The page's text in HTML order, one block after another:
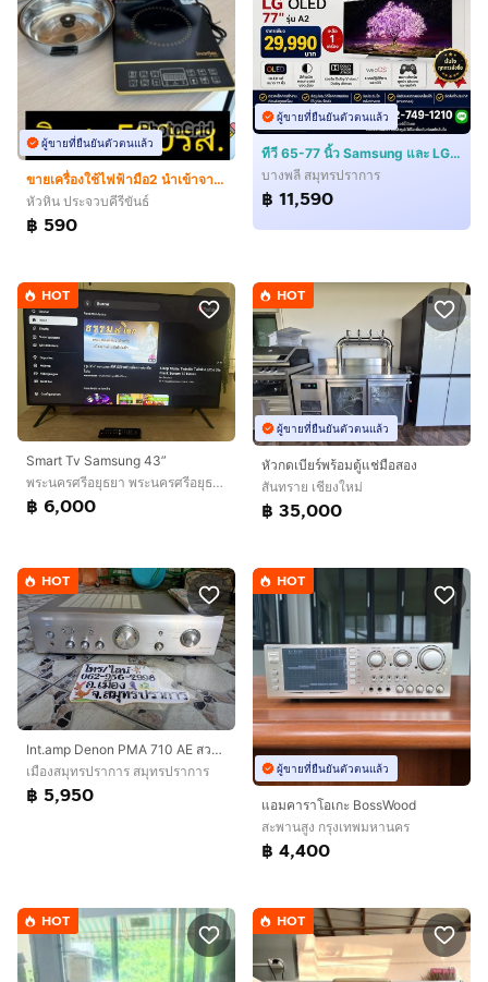
ผู้ขายที่ยืนยันตัวตนแล้ว
ขายเครื่องใช้ไฟฟ้ามือ2 นำเข้าจากญี่ปุ่น
หัวหิน ประจวบคีรีขันธ์
฿ 590
ผู้ขายที่ยืนยันตัวตนแล้ว
ทีวี 65-77 นิ้ว Samsung และ LG ราคาพิเศษ ของใหม่ สภาพสวย พร้อมใช้งาน
บางพลี สมุทรปราการ
฿ 11,590
HOT
Smart Tv Samsung 43”
พระนครศรีอยุธยา พระนครศรีอยุธยา
฿ 6,000
HOT
ผู้ขายที่ยืนยันตัวตนแล้ว
หัวกดเบียร์พร้อมตู้แช่มือสอง
สันทราย เชียงใหม่
฿ 35,000
HOT
Int.amp Denon PMA 710 AE สวยมาก เสียงดี
เมืองสมุทรปราการ สมุทรปราการ
฿ 5,950
HOT
ผู้ขายที่ยืนยันตัวตนแล้ว
แอมคาราโอเกะ BossWood
สะพานสูง กรุงเทพมหานคร
฿ 4,400
HOT HOT